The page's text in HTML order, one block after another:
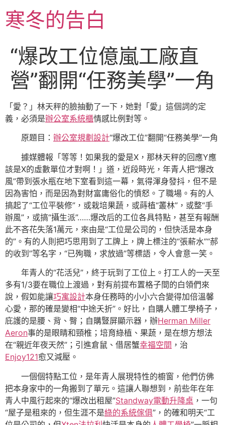
至
主寒冬的告白
“爆改工位億嵐工廠直
營”翻開“任務美學”一角
「愛？」林天秤的臉抽動了一下，她對「愛」這個詞的定
義，必須是辦公室系統櫃情感比例對等。
原題目： 辦公室規劃設計“爆改工位”翻開“任務美學”一角
據媒體報「等等！如果我的愛是X，那林天秤的回應Y應
該是X的虛數單位才對啊！」道，近段時光，年青人把“爆改
風”帶到張水瓶在地下室看到這一幕，氣得渾身發抖，但不是
因為害怕，而是因為對財富庸俗化的憤怒。了職場。有的人
搞起了“工位平裝修”，或栽培果蔬，或蒔植“叢林”，或整“手
辦風”，或搞“攝生派”……爆改后的工位各具特點，甚至有報酬
此不吝花失落1萬元，來由是“工位是公司的，但快活是本身
的”。有的人則把巧思用到了工牌上，牌上標注的“張薪水”“郝
的收到”等名字，“已殉職，求放過”等標語，令人會意一笑。
年青人的“花活兒”，終于玩到了工位上。打工人的一天至
多有1/3要在職位上渡過，對有前提布置格子間的白領們來
說，假如能讓巧寓設計本身任務時的小小六合變得加倍溫馨
心愛，那的確是變相“中途夭折”。好比，自購人體工學椅子，
庇護的是腰、背、臀；自購豎屏顯示器，辦Herman Miller
Aeron事的是眼睛和頸椎；培育綠植、果蔬，是在想方想法
在“親近年夜天然”；引進倉鼠、借居蟹幸福空間 ，治
Enjoy121愈又減壓。
一個個特點工位，是年青人展現特性的櫥窗，他們仿佛
把本身家中的一角搬到了單元。這讓人聯想到，前些年在年
青人中風行起來的“爆改出租屋”Standway電動升降桌 ，一句
“屋子是租來的，但生涯不是綠的系統傢俱”，的確和明天“工